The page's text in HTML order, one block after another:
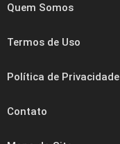
Quem Somos
Termos de Uso
Política de Privacidade
Contato